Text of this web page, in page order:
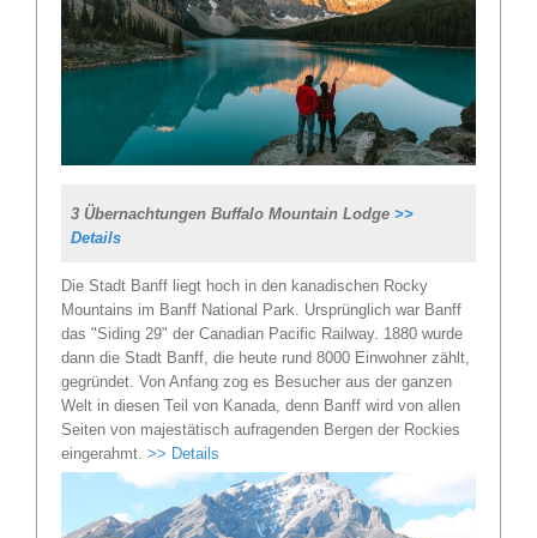
3 Übernachtungen Buffalo Mountain Lodge >>
Details
Die Stadt Banff liegt hoch in den kanadischen Rocky
Mountains im Banff National Park. Ursprünglich war Banff
das "Siding 29" der Canadian Pacific Railway. 1880 wurde
dann die Stadt Banff, die heute rund 8000 Einwohner zählt,
gegründet. Von Anfang zog es Besucher aus der ganzen
Welt in diesen Teil von Kanada, denn Banff wird von allen
Seiten von majestätisch aufragenden Bergen der Rockies
eingerahmt. >> Details